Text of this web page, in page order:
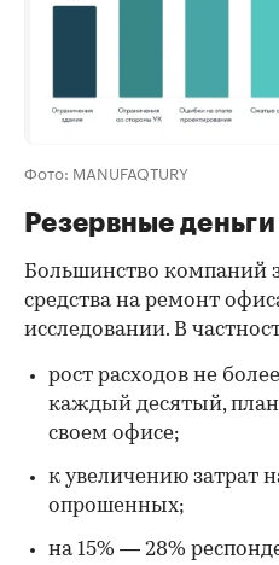
Фото: MANUFAQTURY
Резервные
Большинство компаний
средства на ремонт
исследовании. В
рост расходов не
каждый десятый,
своем офисе;
к увеличению затрат
опрошенных;
на 15% — 28%